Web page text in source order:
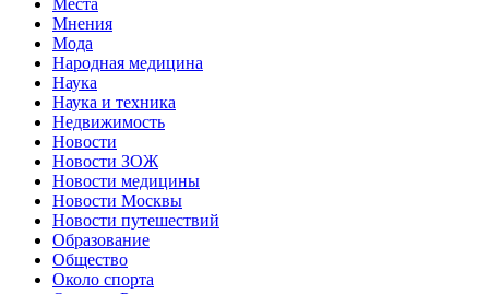
Места
Мнения
Мода
Народная медицина
Наука
Наука и техника
Недвижимость
Новости
Новости ЗОЖ
Новости медицины
Новости Москвы
Новости путешествий
Образование
Общество
Около спорта